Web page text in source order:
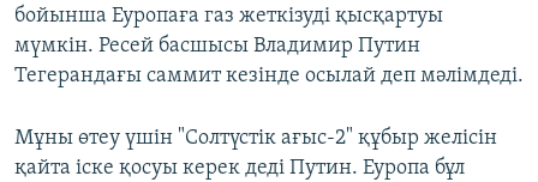
бойынша Еуропаға газ жеткізуді қысқартуы
мүмкін. Ресей басшысы Владимир Путин
Тегерандағы саммит кезінде осылай деп мәлімдеді.
Мұны өтеу үшін "Солтүстік ағыс-2" құбыр желісін
қайта іске қосуы керек деді Путин. Еуропа бұл